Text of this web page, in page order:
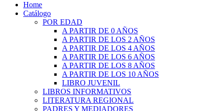
Home
Catálogo
POR EDAD
A PARTIR DE 0 AÑOS
A PARTIR DE LOS 2 AÑOS
A PARTIR DE LOS 4 AÑOS
A PARTIR DE LOS 6 AÑOS
A PARTIR DE LOS 8 AÑOS
A PARTIR DE LOS 10 AÑOS
LIBRO JUVENIL
LIBROS INFORMATIVOS
LITERATURA REGIONAL
PADRES Y MEDIADORES